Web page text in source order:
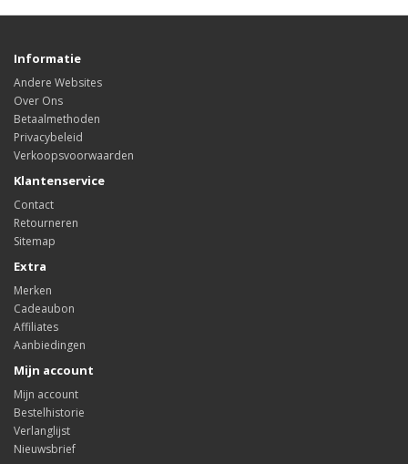
Informatie
Andere Websites
Over Ons
Betaalmethoden
Privacybeleid
Verkoopsvoorwaarden
Klantenservice
Contact
Retourneren
Sitemap
Extra
Merken
Cadeaubon
Affiliates
Aanbiedingen
Mijn account
Mijn account
Bestelhistorie
Verlanglijst
Nieuwsbrief